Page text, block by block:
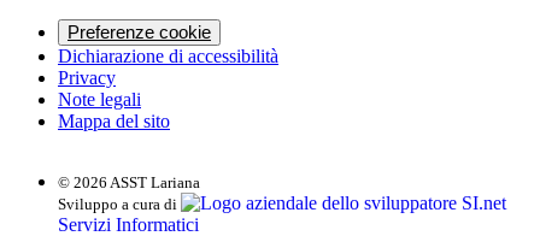
Preferenze cookie
Dichiarazione di accessibilità
Privacy
Note legali
Mappa del sito
© 2026 ASST Lariana
Sviluppo a cura di
SI.net
Servizi Informatici